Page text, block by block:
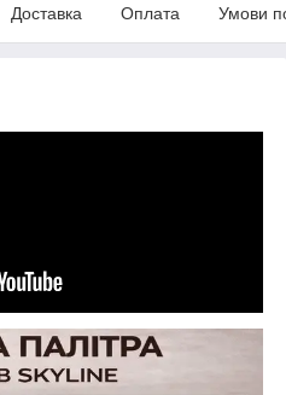
Доставка Оплата Умови